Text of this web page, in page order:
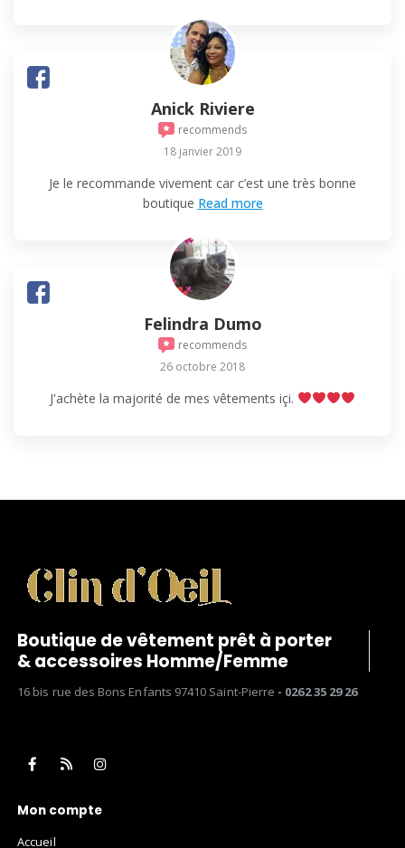
Anick Riviere
recommends
18 janvier 2019
Je le recommande vivement car c’est une très bonne
boutique Read more
Felindra Dumo
recommends
26 octobre 2018
J'achète la majorité de mes vêtements içi.
Boutique de vêtement prêt à porter
& accessoires Homme/Femme
16 bis rue des Bons Enfants 97410 Saint-Pierre - 0262 35 29 26
Mon compte
Accueil